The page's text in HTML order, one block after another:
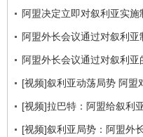
阿盟决定立即对叙利亚实
阿盟外长会议通过对叙利
阿盟外长会议通过对叙利亚
[视频]叙利亚动荡局势 阿盟
[视频]拉巴特：阿盟给叙利
[视频]叙利亚局势：阿盟外